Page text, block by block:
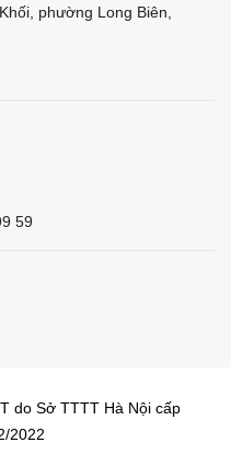
phường Long Biên,
59
do Sở TTTT Hà Nội cấp
2022